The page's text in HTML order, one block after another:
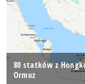
80 statków z
Ormuz